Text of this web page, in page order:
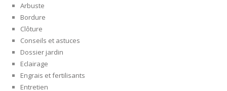
Arbuste
Bordure
Clôture
Conseils et astuces
Dossier jardin
Eclairage
Engrais et fertilisants
Entretien